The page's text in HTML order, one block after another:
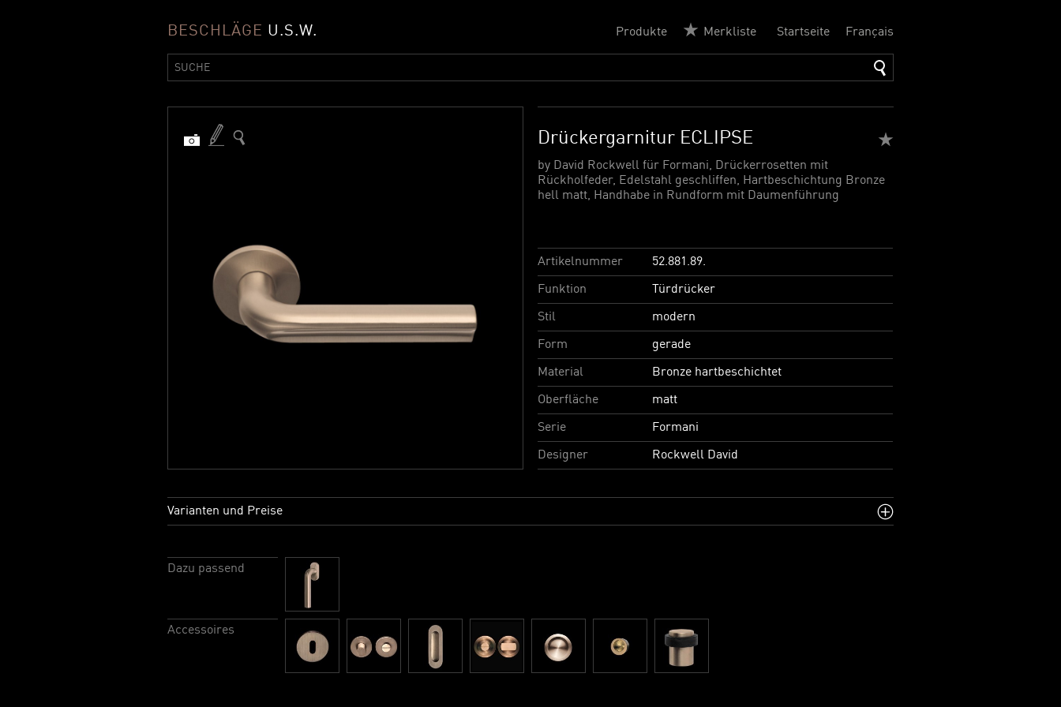
Français
Startseite
Merkliste
Produkte
BESCHLÄGE U.S.W.
Drückergarnitur ECLIPSE
by David Rockwell für Formani, Drückerrosetten mit
Rückholfeder, Edelstahl geschliffen, Hartbeschichtung Bronze
hell matt, Handhabe in Rundform mit Daumenführung
Artikelnummer 52.881.89.
Funktion Türdrücker
Stil modern
Form gerade
Material Bronze hartbeschichtet
Oberfläche matt
Serie Formani
Designer Rockwell David
Varianten und Preise
Dazu passend
Accessoires